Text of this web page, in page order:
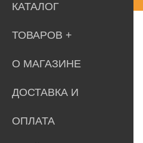
КАТАЛОГ
ТОВАРОВ
О МАГАЗИНЕ
ДОСТАВКА И
ОПЛАТА